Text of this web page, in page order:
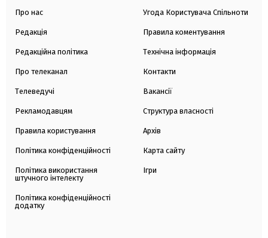
Про нас
Редакція
Редакційна політика
Про телеканал
Телеведучі
Рекламодавцям
Правила користування
Політика конфіденційності
Політика використання
штучного інтелекту
Політика конфіденційності
додатку
Угода Користувача Спільноти
Правила коментування
Технічна інформація
Контакти
Вакансії
Структура власності
Архів
Карта сайту
Ігри